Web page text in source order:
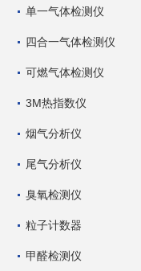
单一气体检测仪
四合一气体检测仪
可燃气体检测仪
3M热指数仪
烟气分析仪
尾气分析仪
臭氧检测仪
粒子计数器
甲醛检测仪